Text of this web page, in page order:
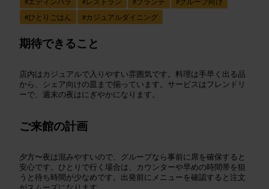
#ひとりごはん #カジュアルダイニング
期待できること
店内はカジュアルで入りやすい雰囲気です。料理は手早く出る品
から、シェア向けの皿まで揃っています。サービスはフレンドリ
ーで、週末の夜はにぎやかになります。
ご来館の計画
夕方〜夜は混みやすいので、グループなら事前に席を確保すると
安心です。ひとりで行く場合は、カウンターや早めの時間帯を狙
うと待ち時間が少なめです。出発前にメニューを確認すると注文